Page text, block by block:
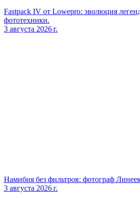
Fastpack IV от Lowepro: эволюция
фототехники.
3 августа 2026 г.
Намибия без фильтров: фотограф
3 августа 2026 г.